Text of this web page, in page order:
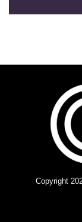
Copyright